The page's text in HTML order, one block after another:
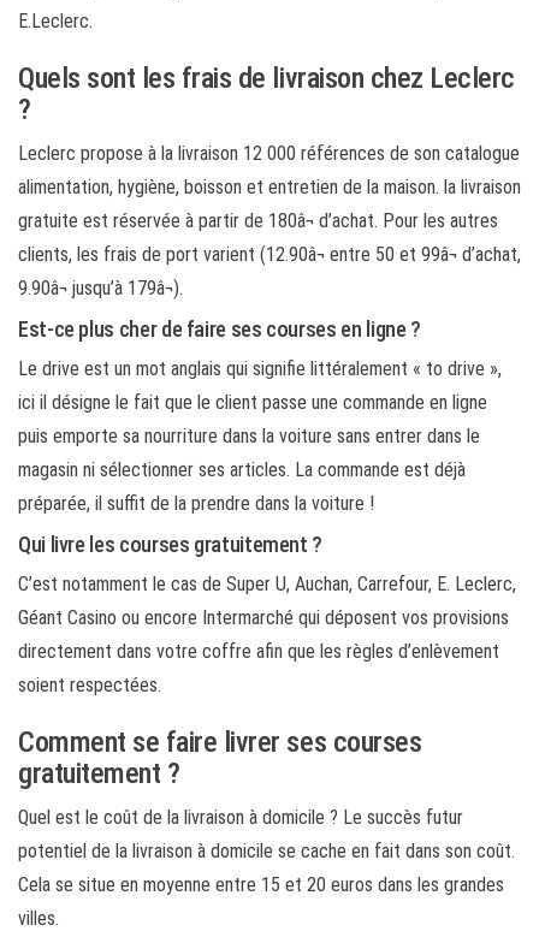
E.Leclerc.
Quels sont les frais de livraison chez Leclerc
?
Leclerc propose à la livraison 12 000 références de son catalogue
alimentation, hygiène, boisson et entretien de la maison. la livraison
gratuite est réservée à partir de 180â¬ d’achat. Pour les autres
clients, les frais de port varient (12.90â¬ entre 50 et 99â¬ d’achat,
9.90â¬ jusqu’à 179â¬).
Est-ce plus cher de faire ses courses en ligne ?
Le drive est un mot anglais qui signifie littéralement « to drive »,
ici il désigne le fait que le client passe une commande en ligne
puis emporte sa nourriture dans la voiture sans entrer dans le
magasin ni sélectionner ses articles. La commande est déjà
préparée, il suffit de la prendre dans la voiture !
Qui livre les courses gratuitement ?
C’est notamment le cas de Super U, Auchan, Carrefour, E. Leclerc,
Géant Casino ou encore Intermarché qui déposent vos provisions
directement dans votre coffre afin que les règles d’enlèvement
soient respectées.
Comment se faire livrer ses courses
gratuitement ?
Quel est le coût de la livraison à domicile ? Le succès futur
potentiel de la livraison à domicile se cache en fait dans son coût.
Cela se situe en moyenne entre 15 et 20 euros dans les grandes
villes.